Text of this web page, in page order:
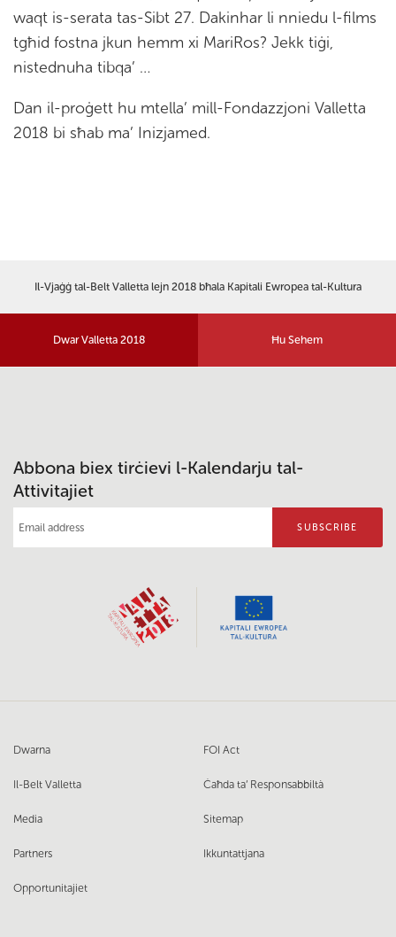
waqt is-serata tas-Sibt 27. Dakinhar li nniedu l-films
tgħid fostna jkun hemm xi MariRos? Jekk tiġi,
nistednuha tibqa’ …
Dan il-proġett hu mtella’ mill-Fondazzjoni Valletta
2018 bi sħab ma’ Inizjamed.
Il-Vjaġġ tal-Belt Valletta lejn 2018 bħala Kapitali Ewropea tal-Kultura
Dwar Valletta 2018 Ħu Sehem
Abbona biex tirċievi l-Kalendarju tal-
Attivitajiet
Dwarna
Il-Belt Valletta
Media
Partners
Opportunitajiet
FOI Act
Ċaħda ta’ Responsabbiltà
Sitemap
Ikkuntattjana